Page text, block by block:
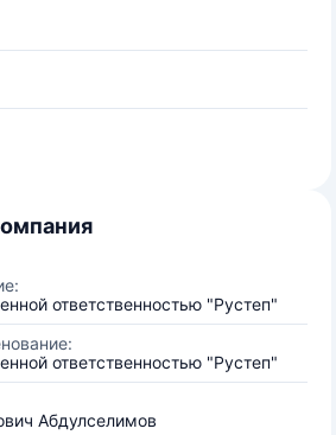
ответственностью "Рустеп"
ответственностью "Рустеп"
Абдулселимов